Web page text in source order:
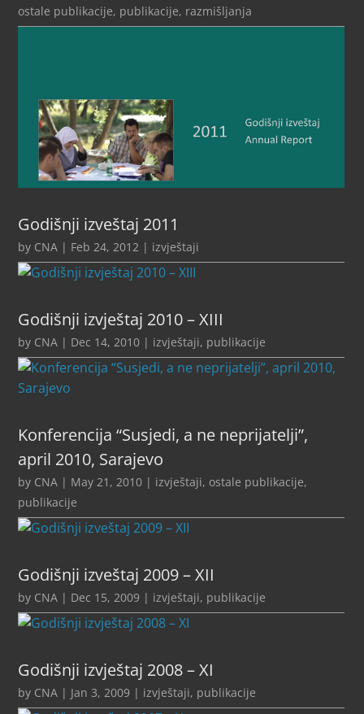
ostale publikacije, publikacije, razmišljanja
Godišnji izveštaj 2011
by CNA | Feb 24, 2012 | izvještaji
Godišnji izvještaj 2010 – XIII
by CNA | Dec 14, 2010 | izvještaji, publikacije
Konferencija “Susjedi, a ne neprijatelji”,
april 2010, Sarajevo
by CNA | May 21, 2010 | izvještaji, ostale publikacije,
publikacije
Godišnji izveštaj 2009 – XII
by CNA | Dec 15, 2009 | izvještaji, publikacije
Godišnji izvještaj 2008 – XI
by CNA | Jan 3, 2009 | izvještaji, publikacije